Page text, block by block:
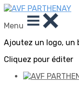
Menu
Ajoutez un logo, un
Cliquez pour éditer